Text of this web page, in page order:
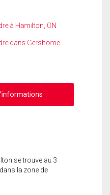
à Hamilton, ON
dans Gershome
se trouve au 3
la zone de